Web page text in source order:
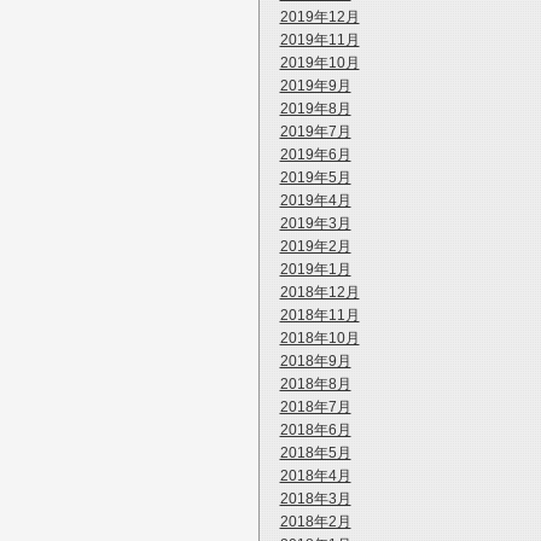
2019年12月
2019年11月
2019年10月
2019年9月
2019年8月
2019年7月
2019年6月
2019年5月
2019年4月
2019年3月
2019年2月
2019年1月
2018年12月
2018年11月
2018年10月
2018年9月
2018年8月
2018年7月
2018年6月
2018年5月
2018年4月
2018年3月
2018年2月